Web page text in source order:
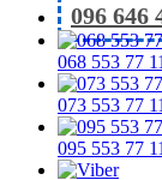
096 646
068 553 77 11
073 553 77 11
095 553 77 11